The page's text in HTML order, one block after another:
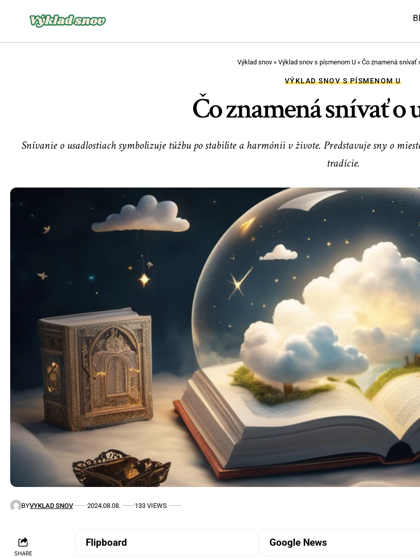
Výklad snov» Výklad snov s písmenom U» Čo znamená snívať
VÝKLAD SNOV S PÍSMENOM U
Čo znamená snívať o
Snívanie o usadlostiach symbolizuje túžbu po stabilite a harmónii v živote. Predstavuje sny o
tradície.
BYVYKLAD SNOV 2024.08.08. 133 VIEWS
SHARE
Flipboard Google News